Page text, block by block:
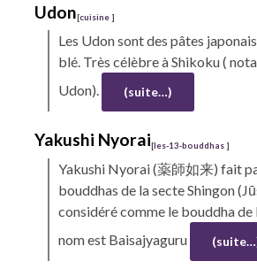
Udon[cuisine]
Les Udonsont des pâtes
blé. Très célèbre àShikoku(
Udon).
(suite…)
Yakushi Nyorai[les-13-bouddhas]
Yakushi Nyorai(薬師如来) fait
bouddhas de la secteShingon
considéré comme le bouddha de
nom est Baisajyaguru